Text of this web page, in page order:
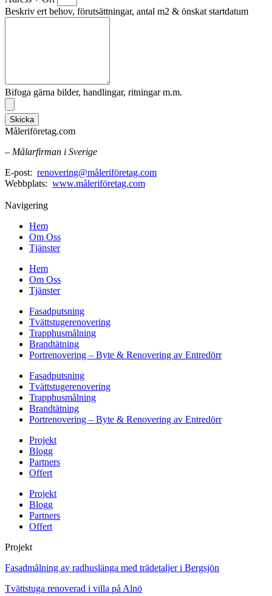
Beskriv ert behov, förutsättningar, antal m2 & önskat startdatum
Bifoga gärna bilder, handlingar, ritningar m.m.
Skicka
Måleriföretag.com
– Målarfirman i Sverige
E-post: renovering@måleriföretag.com
Webbplats: www.måleriföretag.com
Navigering
Hem
Om Oss
Tjänster
Hem
Om Oss
Tjänster
Fasadputsning
Tvättstugerenovering
Trapphusmålning
Brandtätning
Portrenovering – Byte & Renovering av Entredörr
Fasadputsning
Tvättstugerenovering
Trapphusmålning
Brandtätning
Portrenovering – Byte & Renovering av Entredörr
Projekt
Blogg
Partners
Offert
Projekt
Blogg
Partners
Offert
Projekt
Fasadmålning av radhuslänga med trädetaljer i Bergsjön
Tvättstuga renoverad i villa på Alnö